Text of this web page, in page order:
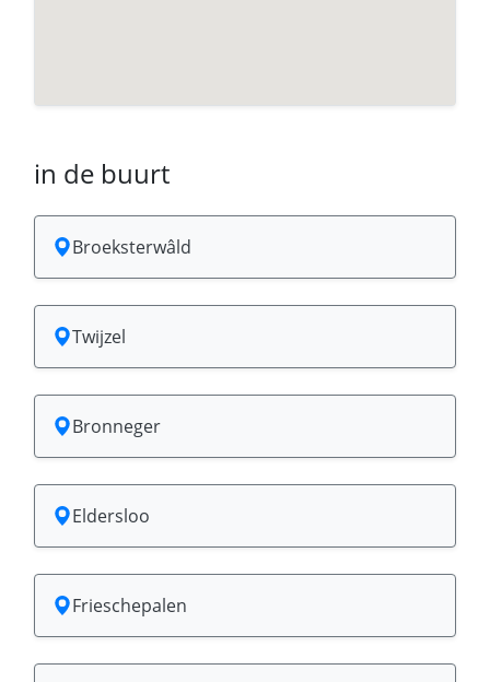
in de buurt
Broeksterwâld
Twijzel
Bronneger
Eldersloo
Frieschepalen